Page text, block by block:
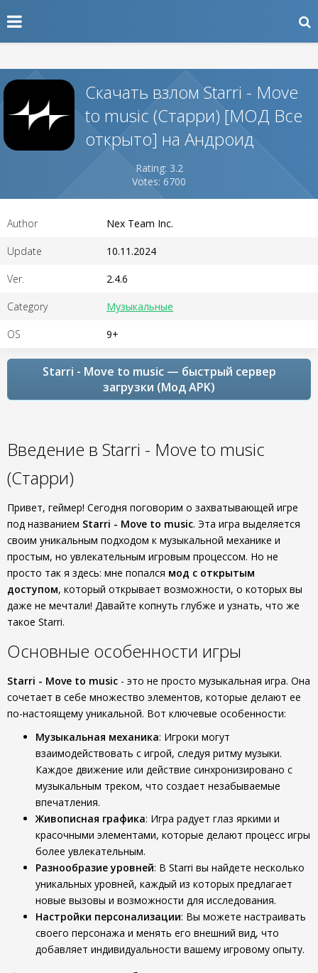
Скачать взлом Starri - Move
to music (Старри) [МОД Все
открыто] на Андроид
Rating: 3.2
Votes: 6700
Author Nex Team Inc.
Update 10.11.2024
Ver. 2.4.6
Category Музыкальные
OS 9+
Starri - Move to music — быстрый сервер
загрузки (Мод APK)
Введение в Starri - Move to music
(Старри)
Привет, геймер! Сегодня поговорим о захватывающей игре
под названием Starri - Move to music. Эта игра выделяется
своим уникальным подходом к музыкальной механике и
простым, но увлекательным игровым процессом. Но не
просто так я здесь: мне попался мод с открытым
доступом, который открывает возможности, о которых вы
даже не мечтали! Давайте копнуть глубже и узнать, что же
такое Starri.
Основные особенности игры
Starri - Move to music - это не просто музыкальная игра. Она
сочетает в себе множество элементов, которые делают ее
по-настоящему уникальной. Вот ключевые особенности:
Музыкальная механика: Игроки могут
взаимодействовать с игрой, следуя ритму музыки.
Каждое движение или действие синхронизировано с
музыкальным треком, что создает незабываемые
впечатления.
Живописная графика: Игра радует глаз яркими и
красочными элементами, которые делают процесс игры
более увлекательным.
Разнообразие уровней: В Starri вы найдете несколько
уникальных уровней, каждый из которых предлагает
новые вызовы и возможности для исследования.
Настройки персонализации: Вы можете настраивать
своего персонажа и менять его внешний вид, что
добавляет индивидуальности вашему игровому опыту.